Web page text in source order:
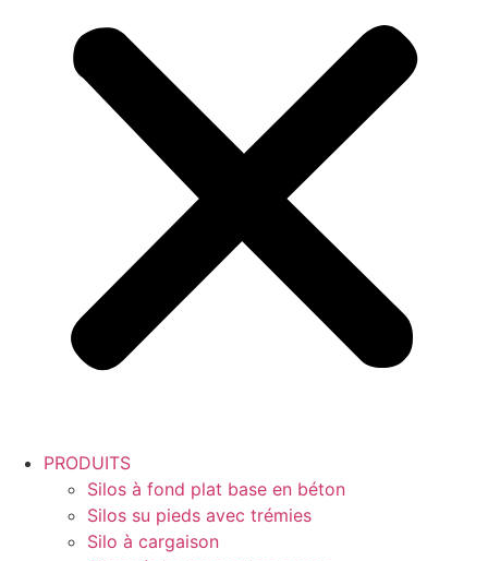
PRODUITS
Silos à fond plat base en béton
Silos su pieds avec trémies
Silo à cargaison